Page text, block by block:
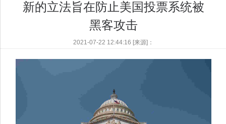
新的立法旨在防止美国投票系统被
黑客攻击
2021-07-22 12:44:16 [来源]：